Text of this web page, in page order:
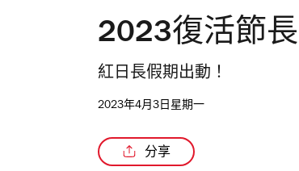
2023復活節
紅日長假期出動！
2023年4月3日星期一
分享